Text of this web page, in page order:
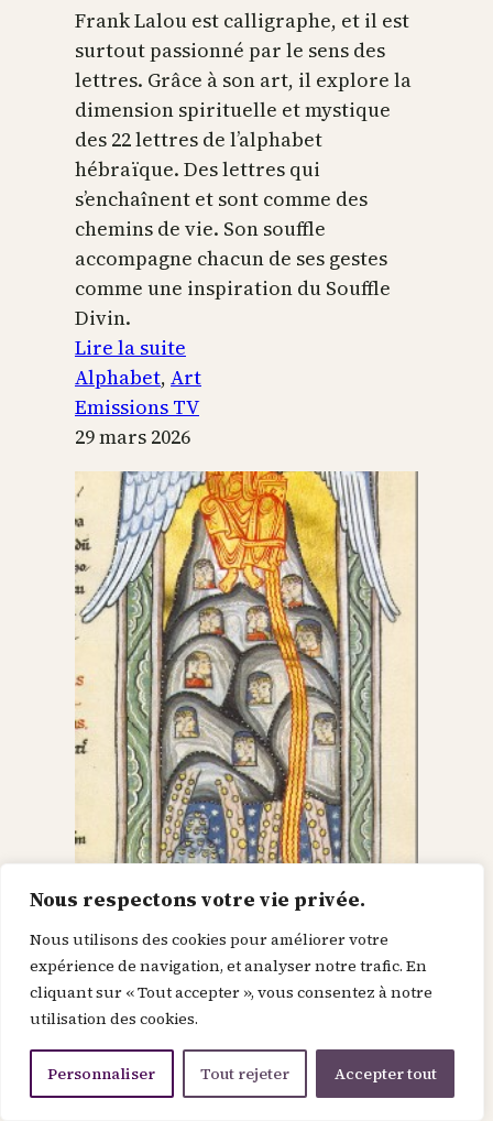
Nous respectons votre vie privée.
Nous utilisons des cookies pour améliorer votre
expérience de navigation, et analyser notre trafic. En
cliquant sur « Tout accepter », vous consentez à notre
utilisation des cookies.
Personnaliser Tout rejeter Accepter tout
Frank Lalou est calligraphe, et il est
surtout passionné par le sens des
lettres. Grâce à son art, il explore la
dimension spirituelle et mystique
des 22 lettres de l’alphabet
hébraïque. Des lettres qui
s’enchaînent et sont comme des
chemins de vie. Son souffle
accompagne chacun de ses gestes
comme une inspiration du Souffle
Divin.
Lire la suite
L’alphabet
sacré
Alphabet, Art
Emissions TV
29 mars 2026
Dieu dans le Christ,
recherche l’homme et
le renouvelle